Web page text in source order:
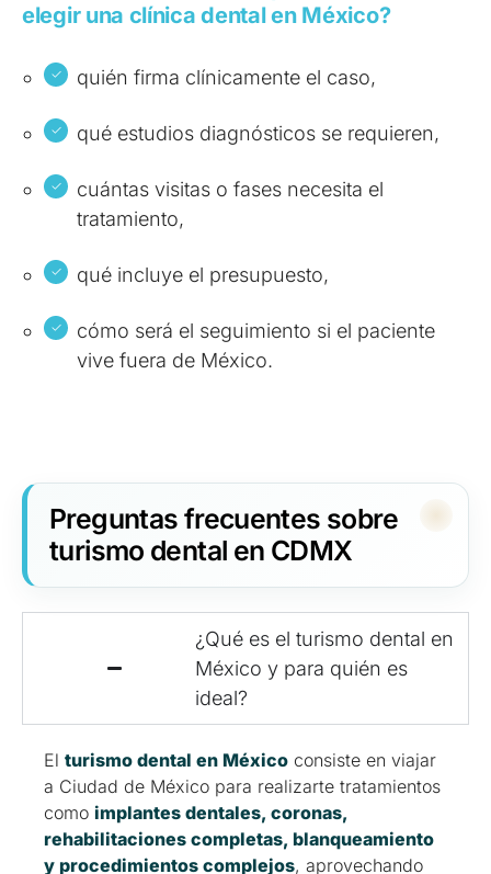
elegir una clínica dental en México?
quién firma clínicamente el caso,
qué estudios diagnósticos se requieren,
cuántas visitas o fases necesita el
tratamiento,
qué incluye el presupuesto,
cómo será el seguimiento si el paciente
vive fuera de México.
Preguntas frecuentes sobre
turismo dental en CDMX
¿Qué es el turismo dental en
México y para quién es
ideal?
El turismo dental en México consiste en viajar
a Ciudad de México para realizarte tratamientos
como implantes dentales, coronas,
rehabilitaciones completas, blanqueamiento
y procedimientos complejos, aprovechando